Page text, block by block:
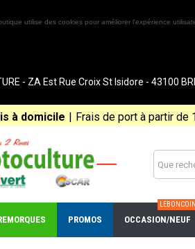
utilise des cookies pour améliorer l'expérience
- ZA Est Rue Croix St Isidore - 43100
à domicile | Frais de port à partir de
PROMOS OCCASION/NEUF
LEBONCOIN